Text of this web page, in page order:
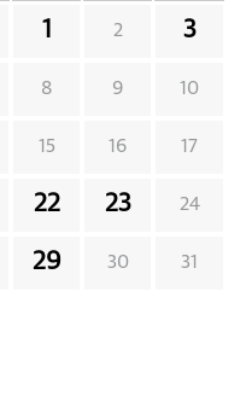
1 2 3
8 9 10
15 16 17
22 23 24
29 30 31